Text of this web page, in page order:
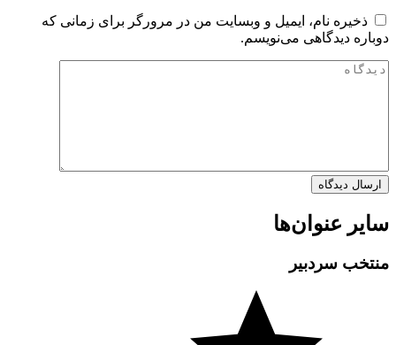
ذخیره نام، ایمیل و وبسایت من در مرورگر برای زمانی که
دوباره دیدگاهی می‌نویسم.
سایر عنوان‌ها
منتخب سردبیر